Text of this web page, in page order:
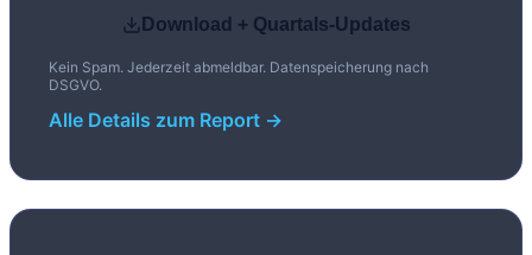
Download + Quartals-Updates
Kein Spam. Jederzeit abmeldbar. Datenspeicherung nach
DSGVO.
Alle Details zum Report